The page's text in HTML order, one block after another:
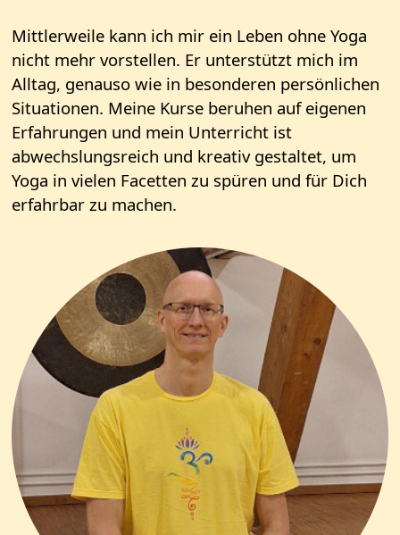
Mittlerweile kann ich mir ein Leben ohne Yoga
nicht mehr vorstellen. Er unterstützt mich im
Alltag, genauso wie in besonderen persönlichen
Situationen. Meine Kurse beruhen auf eigenen
Erfahrungen und mein Unterricht ist
abwechslungsreich und kreativ gestaltet, um
Yoga in vielen Facetten zu spüren und für Dich
erfahrbar zu machen.